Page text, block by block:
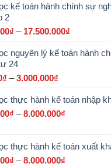
từ
kế toán hành chính sự
2
₫ – 17.500.000₫
từ
nguyên lý kế toán hành
24
₫ – 3.000.000₫
từ
700.000₫
thực hành kế toán nhập
₫ – 8.000.000₫
1.800.000₫
thực hành kế toán xuất
₫ – 8.000.000₫